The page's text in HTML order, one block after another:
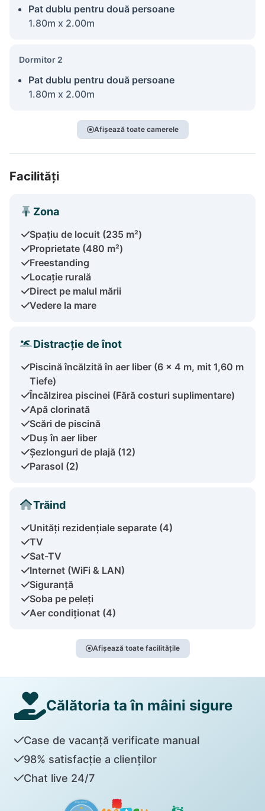
Pat dublu pentru două persoane
1.80m x 2.00m
Dormitor 2
Pat dublu pentru două persoane
1.80m x 2.00m
Afișează toate camerele
Facilități
Zona
Spațiu de locuit (235 m²)
Proprietate (480 m²)
Freestanding
Locație rurală
Direct pe malul mării
Vedere la mare
Distracție de înot
Piscină încălzită în aer liber (6 x 4 m, mit 1,60 m
Tiefe)
Încălzirea piscinei (Fără costuri suplimentare)
Apă clorinată
Scări de piscină
Duș în aer liber
Șezlonguri de plajă (12)
Parasol (2)
Trăind
Unități rezidențiale separate (4)
TV
Sat-TV
Internet (WiFi & LAN)
Siguranță
Soba pe peleți
Aer condiționat (4)
Afișează toate facilitățile
Călătoria ta în mâini sigure
Case de vacanță verificate manual
98% satisfacție a clienților
Chat live 24/7